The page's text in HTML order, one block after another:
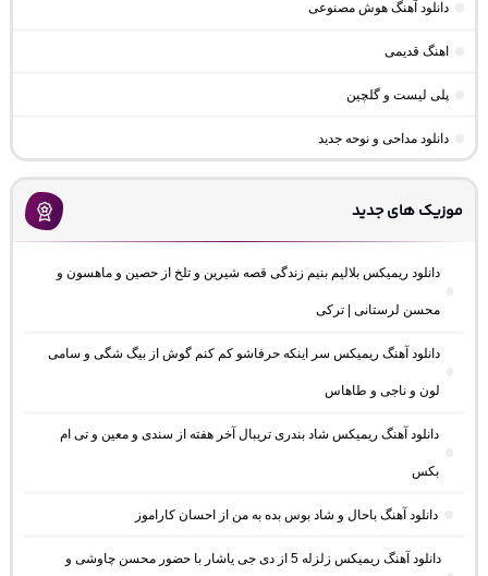
دانلود آهنگ هوش مصنوعی
اهنگ قدیمی
پلی لیست و گلچین
دانلود مداحی و نوحه جدید
موزیک های جدید
دانلود ریمیکس بلالیم بنیم زندگی قصه شیرین و تلخ از حصین و ماهسون و
محسن لرستانی | ترکی
دانلود آهنگ ریمیکس سر اینکه حرفاشو کم کنم گوش از بیگ شگی و سامی
لون و ناجی و طاهاس
دانلود آهنگ ریمیکس شاد بندری تریبال آخر هفته از سندی و معین و تی ام
بکس
دانلود آهنگ باحال و شاد بوس بده به من از احسان کاراموز
دانلود آهنگ ریمیکس زلزله 5 از دی جی یاشار با حضور محسن چاوشی و